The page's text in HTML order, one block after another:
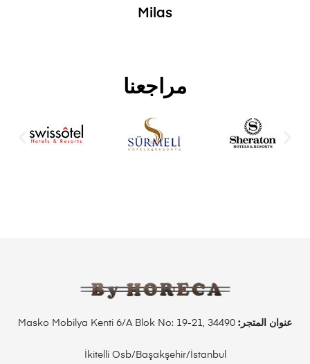
Milas
مراجعنا
عنوان المتجر:
İkitelli Osb/Başakşehir/İstanbul